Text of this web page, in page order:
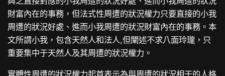
財富內在的事務，但法式性周遭的狀況權力只要直接的小我
周遭的狀況好處、進而小我周遭的狀況財富內在的事務。本
文所謂小我，包含天然人和法人,但闡述不求八面玲瓏，只
重要集中于天然人及其周遭的狀況權力。